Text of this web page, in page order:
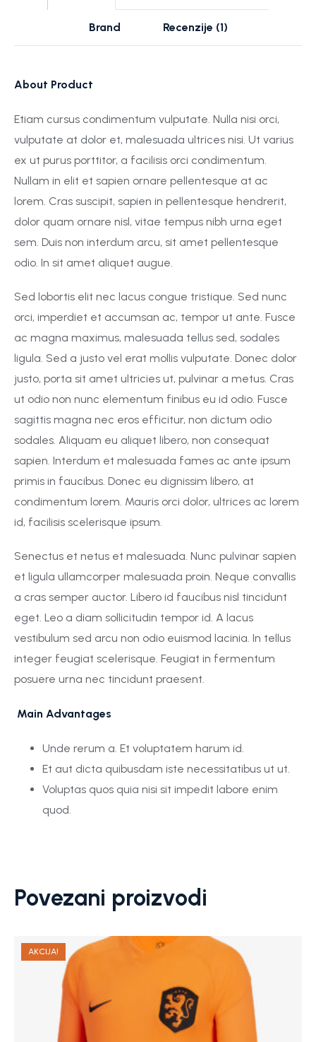
Brand Recenzije (1)
About Product
Etiam cursus condimentum vulputate. Nulla nisi orci,
vulputate at dolor et, malesuada ultrices nisi. Ut varius
ex ut purus porttitor, a facilisis orci condimentum.
Nullam in elit et sapien ornare pellentesque at ac
lorem. Cras suscipit, sapien in pellentesque hendrerit,
dolor quam ornare nisl, vitae tempus nibh urna eget
sem. Duis non interdum arcu, sit amet pellentesque
odio. In sit amet aliquet augue.
Sed lobortis elit nec lacus congue tristique. Sed nunc
orci, imperdiet et accumsan ac, tempor ut ante. Fusce
ac magna maximus, malesuada tellus sed, sodales
ligula. Sed a justo vel erat mollis vulputate. Donec dolor
justo, porta sit amet ultricies ut, pulvinar a metus. Cras
ut odio non nunc elementum finibus eu id odio. Fusce
sagittis magna nec eros efficitur, non dictum odio
sodales. Aliquam eu aliquet libero, non consequat
sapien. Interdum et malesuada fames ac ante ipsum
primis in faucibus. Donec eu dignissim libero, at
condimentum lorem. Mauris orci dolor, ultrices ac lorem
id, facilisis scelerisque ipsum.
Senectus et netus et malesuada. Nunc pulvinar sapien
et ligula ullamcorper malesuada proin. Neque convallis
a cras semper auctor. Libero id faucibus nisl tincidunt
eget. Leo a diam sollicitudin tempor id. A lacus
vestibulum sed arcu non odio euismod lacinia. In tellus
integer feugiat scelerisque. Feugiat in fermentum
posuere urna nec tincidunt praesent.
Main Advantages
Unde rerum a. Et voluptatem harum id.
Et aut dicta quibusdam iste necessitatibus ut ut.
Voluptas quos quia nisi sit impedit labore enim
quod.
Povezani proizvodi
AKCIJA!